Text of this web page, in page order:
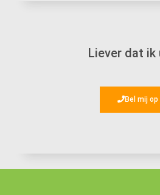
Liever dat ik
Bel mij op